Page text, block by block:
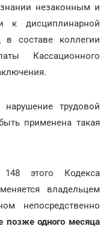
незаконным и
к дисциплинарной
в составе коллегии
Кассационного
трудовой
применена такая
этого Кодекса
владельцем
непосредственно
позже одного месяца